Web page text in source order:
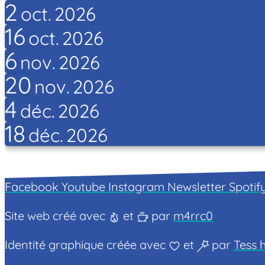
2 oct. 2026
16oct. 2026
6 nov. 2026
20 nov. 2026
4déc. 2026
18 déc. 2026
Facebook Youtube Instagram Newsletter
Site web créé avec
et par m4rrc0
Identité graphique créée avec
et par Tess